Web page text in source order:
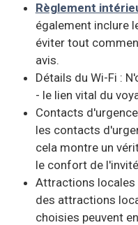
Règlement
également inclure
éviter tout
avis.
Détails du Wi-Fi :
- le lien vital du
Contacts
les contacts
cela montre un
le confort de
Attractions locales
des attractions
choisies peuvent